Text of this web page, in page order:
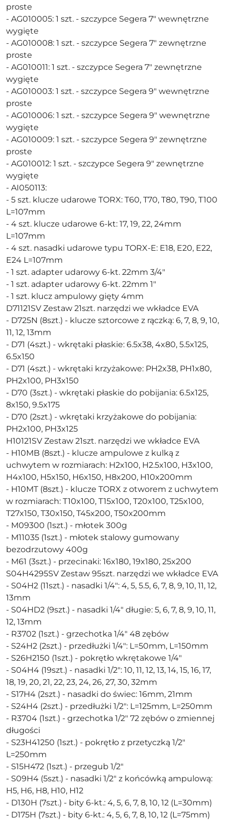
proste
- AG010005: 1 szt. - szczypce Segera 7" wewnętrzne
wygięte
- AG010008: 1 szt. - szczypce Segera 7" zewnętrzne
proste
- AG010011: 1 szt. - szczypce Segera 7" zewnętrzne
wygięte
- AG010003: 1 szt. - szczypce Segera 9" wewnętrzne
proste
- AG010006: 1 szt. - szczypce Segera 9" wewnętrzne
wygięte
- AG010009: 1 szt. - szczypce Segera 9" zewnętrzne
proste
- AG010012: 1 szt. - szczypce Segera 9" zewnętrzne
wygięte
- AI050113:
- 5 szt. klucze udarowe TORX: T60, T70, T80, T90, T100
L=107mm
- 4 szt. klucze udarowe 6-kt: 17, 19, 22, 24mm
L=107mm
- 4 szt. nasadki udarowe typu TORX-E: E18, E20, E22,
E24 L=107mm
- 1 szt. adapter udarowy 6-kt. 22mm 3/4"
- 1 szt. adapter udarowy 6-kt. 22mm 1"
- 1 szt. klucz ampulowy gięty 4mm
D71121SV Zestaw 21szt. narzędzi we wkładce EVA
- D725N (8szt.) - klucze sztorcowe z rączką: 6, 7, 8, 9, 10,
11, 12, 13mm
- D71 (4szt.) - wkrętaki płaskie: 6.5x38, 4x80, 5.5x125,
6.5x150
- D71 (4szt.) - wkrętaki krzyżakowe: PH2x38, PH1x80,
PH2x100, PH3x150
- D70 (3szt.) - wkrętaki płaskie do pobijania: 6.5x125,
8x150, 9.5x175
- D70 (2szt.) - wkrętaki krzyżakowe do pobijania:
PH2x100, PH3x125
H10121SV Zestaw 21szt. narzędzi we wkładce EVA
- H10MB (8szt.) - klucze ampulowe z kulką z
uchwytem w rozmiarach: H2x100, H2.5x100, H3x100,
H4x100, H5x150, H6x150, H8x200, H10x200mm
- H10MT (8szt.) - klucze TORX z otworem z uchwytem
w rozmiarach: T10x100, T15x100, T20x100, T25x100,
T27x150, T30x150, T45x200, T50x200mm
- M09300 (1szt.) - młotek 300g
- M11035 (1szt.) - młotek stalowy gumowany
bezodrzutowy 400g
- M61 (3szt.) - przecinaki: 16x180, 19x180, 25x200
S04H4295SV Zestaw 95szt. narzędzi we wkładce EVA
- S04H2 (11szt.) - nasadki 1/4": 4, 5, 5.5, 6, 7, 8, 9, 10, 11, 12,
13mm
- S04HD2 (9szt.) - nasadki 1/4" długie: 5, 6, 7, 8, 9, 10, 11,
12, 13mm
- R3702 (1szt.) - grzechotka 1/4" 48 zębów
- S24H2 (2szt.) - przedłużki 1/4": L=50mm, L=150mm
- S26H2150 (1szt.) - pokrętło wkrętakowe 1/4"
- S04H4 (19szt.) - nasadki 1/2": 10, 11, 12, 13, 14, 15, 16, 17,
18, 19, 20, 21, 22, 23, 24, 26, 27, 30, 32mm
- S17H4 (2szt.) - nasadki do świec: 16mm, 21mm
- S24H4 (2szt.) - przedłużki 1/2": L=125mm, L=250mm
- R3704 (1szt.) - grzechotka 1/2" 72 zębów o zmiennej
długości
- S23H41250 (1szt.) - pokrętło z przetyczką 1/2"
L=250mm
- S15H472 (1szt.) - przegub 1/2"
- S09H4 (5szt.) - nasadki 1/2" z końcówką ampulową:
H5, H6, H8, H10, H12
- D130H (7szt.) - bity 6-kt.: 4, 5, 6, 7, 8, 10, 12 (L=30mm)
- D175H (7szt.) - bity 6-kt.: 4, 5, 6, 7, 8, 10, 12 (L=75mm)